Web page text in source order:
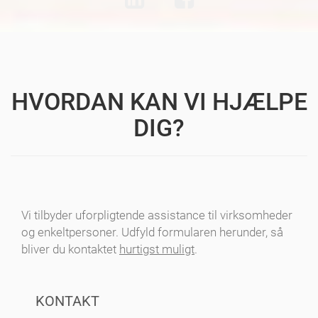
HVORDAN KAN VI HJÆLPE
DIG?
Vi tilbyder uforpligtende assistance til virksomheder
og enkeltpersoner. Udfyld formularen herunder, så
bliver du kontaktet hurtigst muligt.
KONTAKT